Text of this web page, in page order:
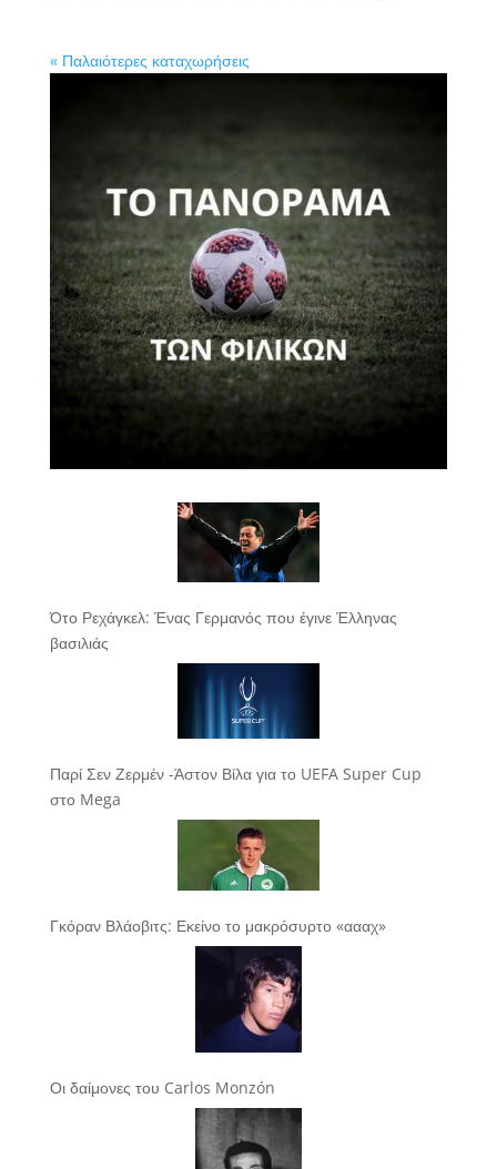
« Παλαιότερες καταχωρήσεις
Ότο Ρεχάγκελ: Ένας Γερμανός που έγινε Έλληνας
βασιλιάς
Παρί Σεν Ζερμέν -Άστον Βίλα για το UEFA Super Cup
στο Mega
Γκόραν Βλάοβιτς: Εκείνο το μακρόσυρτο «αααχ»
Οι δαίμονες του Carlos Monzón